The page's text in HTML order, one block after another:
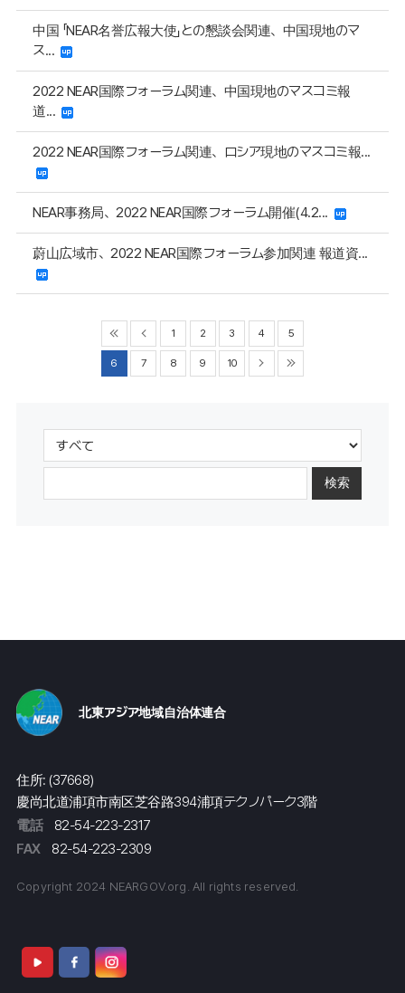
中国 「NEAR名誉広報大使」との懇談会関連、中国現地のマ
ス...
2022 NEAR国際フォーラム関連、中国現地のマスコミ報
道...
2022 NEAR国際フォーラム関連、ロシア現地のマスコミ報...
NEAR事務局、2022 NEAR国際フォーラム開催(4.2...
蔚山広域市、2022 NEAR国際フォーラム参加関連 報道資...
1 2 3 4 5
6 7 8 9 10
検索
北東アジア地域自治体連合
住所: (37668)
慶尚北道浦項市南区芝谷路394浦項テクノパーク3階
電話
82-54-223-2317
FAX
82-54-223-2309
Copyright 2024 NEARGOV.org. All rights reserved.